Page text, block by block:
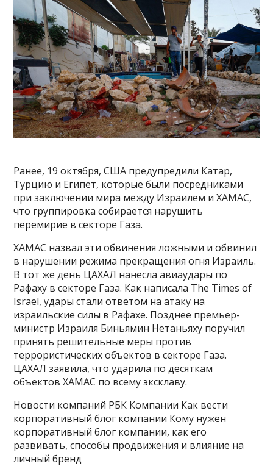
Ранее, 19 октября, США предупредили Катар,
Турцию и Египет, которые были посредниками
при заключении мира между Израилем и ХАМАС,
что группировка собирается нарушить
перемирие в секторе Газа.
ХАМАС назвал эти обвинения ложными и обвинил
в нарушении режима прекращения огня Израиль.
В тот же день ЦАХАЛ нанесла авиаудары по
Рафаху в секторе Газа. Как написала The Times of
Israel, удары стали ответом на атаку на
израильские силы в Рафахе. Позднее премьер-
министр Израиля Биньямин Нетаньяху поручил
принять решительные меры против
террористических объектов в секторе Газа.
ЦАХАЛ заявила, что ударила по десяткам
объектов ХАМАС по всему эксклаву.
Новости компаний РБК Компании Как вести
корпоративный блог компании Кому нужен
корпоративный блог компании, как его
развивать, способы продвижения и влияние на
личный бренд